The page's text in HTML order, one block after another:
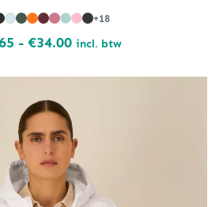
+18
- €34.00Prijsklasse:
incl. btw